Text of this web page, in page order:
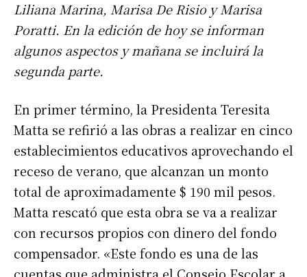
Liliana Marina, Marisa De Risio y Marisa
Poratti. En la edición de hoy se informan
algunos aspectos y mañana se incluirá la
segunda parte.
En primer término, la Presidenta Teresita
Matta se refirió a las obras a realizar en cinco
establecimientos educativos aprovechando el
receso de verano, que alcanzan un monto
total de aproximadamente $ 190 mil pesos.
Matta rescató que esta obra se va a realizar
con recursos propios con dinero del fondo
compensador. «Este fondo es una de las